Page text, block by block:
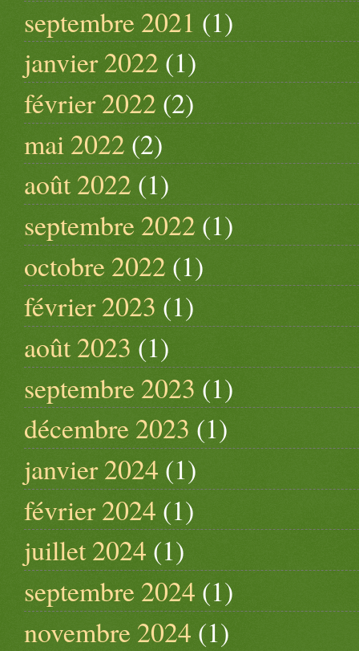
septembre 2021 (1)
janvier 2022 (1)
février 2022 (2)
mai 2022 (2)
août 2022 (1)
septembre 2022 (1)
octobre 2022 (1)
février 2023 (1)
août 2023 (1)
septembre 2023 (1)
décembre 2023 (1)
janvier 2024 (1)
février 2024 (1)
juillet 2024 (1)
septembre 2024 (1)
novembre 2024 (1)